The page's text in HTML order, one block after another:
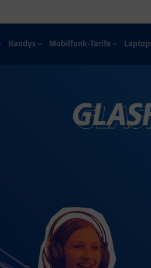
Handys Mobilfunk-Tarife